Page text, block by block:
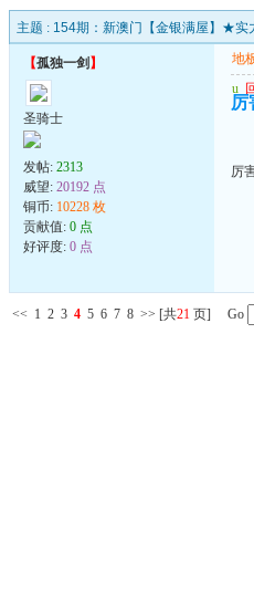
主题 : 154期：新澳门【金银满屋】★
【孤独一剑 】
圣骑士
发帖: 2313
威望: 20192 点
铜币: 10228 枚
贡献值: 0 点
好评度: 0 点
地
u
厉
厉
<< 1 2 3 4 5 6 7 8 >> [共21 页] Go